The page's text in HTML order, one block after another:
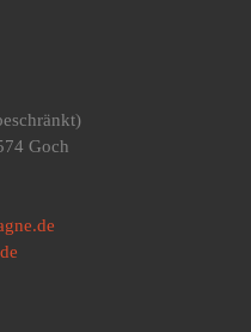
Goch